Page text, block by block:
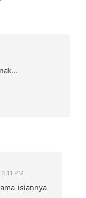
PM
isiannya